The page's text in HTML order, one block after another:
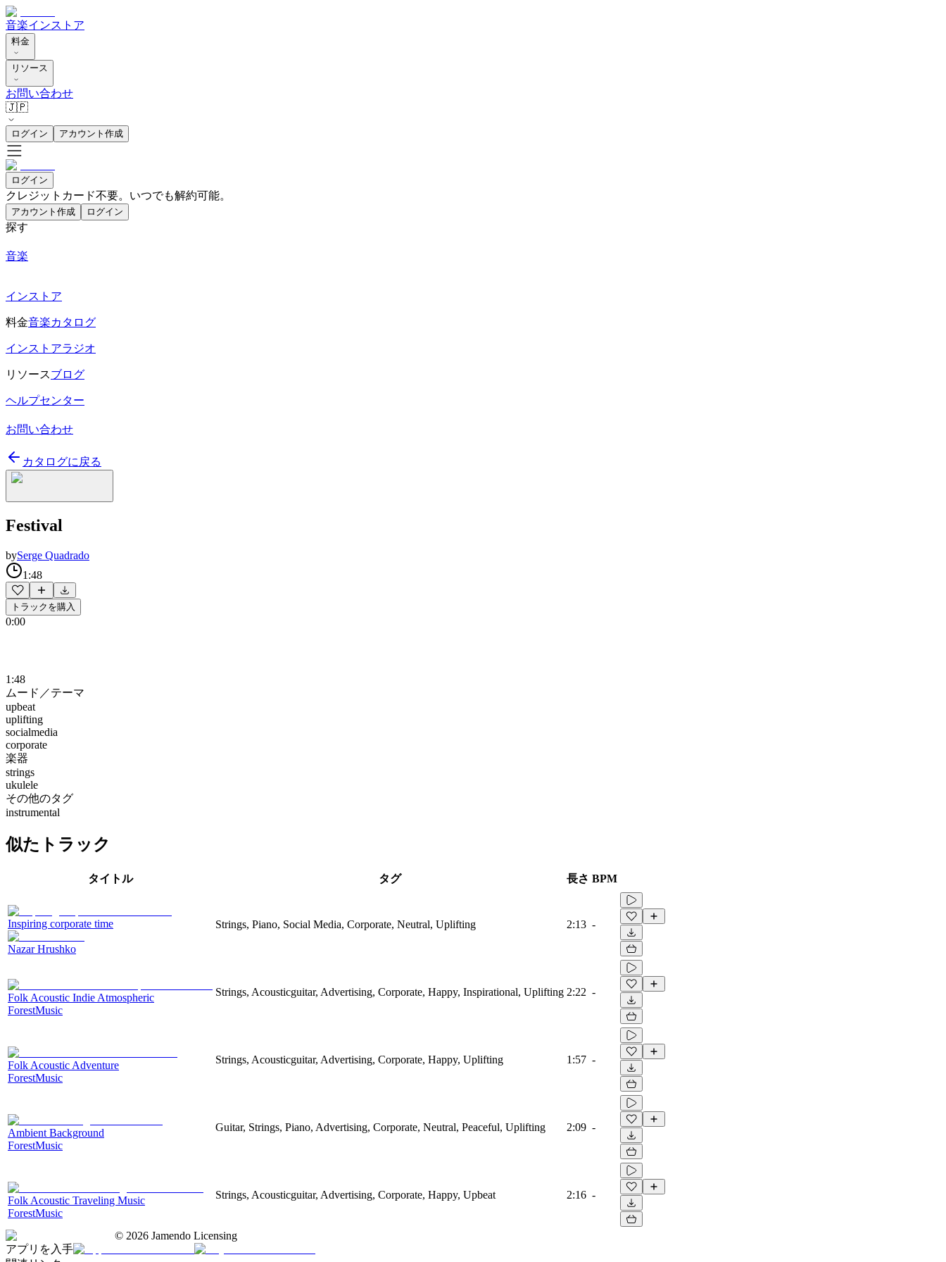
音楽インストア
料金
リソース
お問い合わせ
🇯🇵
ログイン アカウント作成
ログイン
クレジットカード不要。いつでも解約可能。
アカウント作成 ログイン
探す
音楽
インストア
料金音楽カタログ
インストアラジオ
リソースブログ
ヘルプセンター
お問い合わせ
カタログに戻る
Festival
bySerge Quadrado
1:48
トラックを購入
0:00
1:48
ムード／テーマ
upbeat
uplifting
socialmedia
corporate
楽器
strings
ukulele
その他のタグ
instrumental
似たトラック
タイトル タグ 長さ BPM
Inspiring corporate time
Nazar Hrushko
Strings, Piano, Social Media, Corporate, Neutral, Uplifting 2:13 -
Folk Acoustic Indie Atmospheric
ForestMusic
Strings, Acousticguitar, Advertising, Corporate, Happy, Inspirational, Uplifting 2:22 -
Folk Acoustic Adventure
ForestMusic
Strings, Acousticguitar, Advertising, Corporate, Happy, Uplifting 1:57 -
Ambient Background
ForestMusic
Guitar, Strings, Piano, Advertising, Corporate, Neutral, Peaceful, Uplifting 2:09 -
Folk Acoustic Traveling Music
ForestMusic
Strings, Acousticguitar, Advertising, Corporate, Happy, Upbeat 2:16 -
© 2026 Jamendo Licensing
アプリを入手